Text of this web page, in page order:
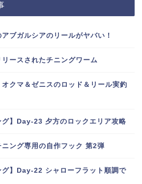
アブガルシアのリールがヤバい！
リースされたチニングワーム
オクマ＆ゼニスのロッド＆リール実釣
グ】Day-23 夕方のロックエリア攻略
ニング専用の自作フック 第2弾
グ】Day-22 シャローフラット順調で